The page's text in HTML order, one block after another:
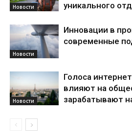
Новости
уникального
Новости
Инновации в
современные
Новости
Голоса
влияют на
зарабатывают